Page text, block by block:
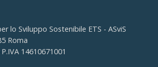
lo Sviluppo Sostenibile ETS - ASviS
Roma
14610671001